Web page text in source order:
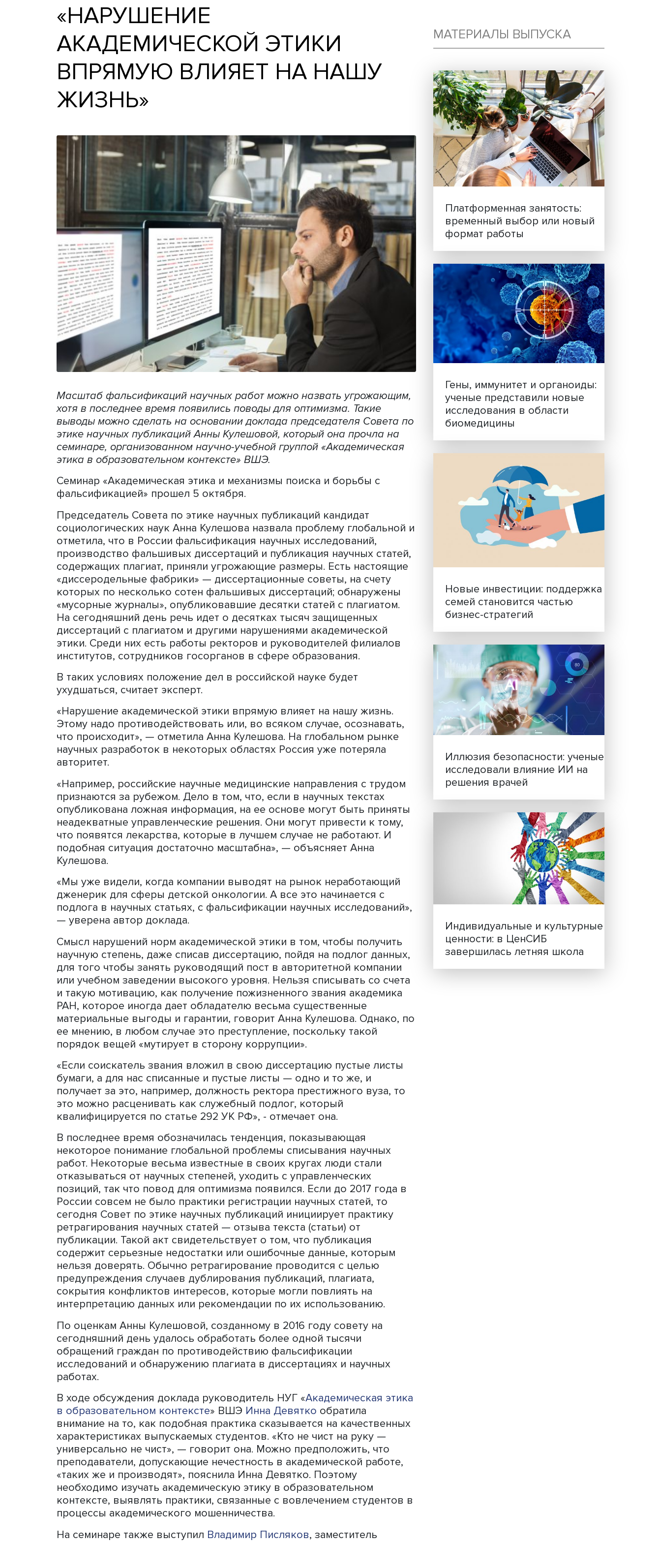
«НАРУШЕНИЕ
АКАДЕМИЧЕСКОЙ ЭТИКИ
ВПРЯМУЮ ВЛИЯЕТ НА НАШУ
ЖИЗНЬ»
Масштаб фальсификаций научных работ можно назвать угрожающим,
хотя в последнее время появились поводы для оптимизма. Такие
выводы можно сделать на основании доклада председателя Совета по
этике научных публикаций Анны Кулешовой, который она прочла на
семинаре, организованном научно-учебной группой «Академическая
этика в образовательном контексте» ВШЭ.
Семинар «Академическая этика и механизмы поиска и борьбы с
фальсификацией» прошел 5 октября.
Председатель Совета по этике научных публикаций кандидат
социологических наук Анна Кулешова назвала проблему глобальной и
отметила, что в России фальсификация научных исследований,
производство фальшивых диссертаций и публикация научных статей,
содержащих плагиат, приняли угрожающие размеры. Есть настоящие
«диссеродельные фабрики» — диссертационные советы, на счету
которых по несколько сотен фальшивых диссертаций; обнаружены
«мусорные журналы», опубликовавшие десятки статей с плагиатом.
На сегодняшний день речь идет о десятках тысяч защищенных
диссертаций с плагиатом и другими нарушениями академической
этики. Среди них есть работы ректоров и руководителей филиалов
институтов, сотрудников госорганов в сфере образования.
В таких условиях положение дел в российской науке будет
ухудшаться, считает эксперт.
«Нарушение академической этики впрямую влияет на нашу жизнь.
Этому надо противодействовать или, во всяком случае, осознавать,
что происходит», — отметила Анна Кулешова. На глобальном рынке
научных разработок в некоторых областях Россия уже потеряла
авторитет.
«Например, российские научные медицинские направления с трудом
признаются за рубежом. Дело в том, что, если в научных текстах
опубликована ложная информация, на ее основе могут быть приняты
неадекватные управленческие решения. Они могут привести к тому,
что появятся лекарства, которые в лучшем случае не работают. И
подобная ситуация достаточно масштабна», — объясняет Анна
Кулешова.
«Мы уже видели, когда компании выводят на рынок неработающий
дженерик для сферы детской онкологии. А все это начинается с
подлога в научных статьях, с фальсификации научных исследований»,
— уверена автор доклада.
Смысл нарушений норм академической этики в том, чтобы получить
научную степень, даже списав диссертацию, пойдя на подлог данных,
для того чтобы занять руководящий пост в авторитетной компании
или учебном заведении высокого уровня. Нельзя списывать со счета
и такую мотивацию, как получение пожизненного звания академика
РАН, которое иногда дает обладателю весьма существенные
материальные выгоды и гарантии, говорит Анна Кулешова. Однако, по
ее мнению, в любом случае это преступление, поскольку такой
порядок вещей «мутирует в сторону коррупции».
«Если соискатель звания вложил в свою диссертацию пустые листы
бумаги, а для нас списанные и пустые листы — одно и то же, и
получает за это, например, должность ректора престижного вуза, то
это можно расценивать как служебный подлог, который
В последнее время обозначилась тенденция, показывающая
некоторое понимание глобальной проблемы списывания научных
работ. Некоторые весьма известные в своих кругах люди стали
отказываться от научных степеней, уходить с управленческих
позиций, так что повод для оптимизма появился. Если до 2017 года в
России совсем не было практики регистрации научных статей, то
сегодня Совет по этике научных публикаций инициирует практику
ретрагирования научных статей — отзыва текста (статьи) от
публикации. Такой акт свидетельствует о том, что публикация
содержит серьезные недостатки или ошибочные данные, которым
нельзя доверять. Обычно ретрагирование проводится с целью
предупреждения случаев дублирования публикаций, плагиата,
сокрытия конфликтов интересов, которые могли повлиять на
интерпретацию данных или рекомендации по их использованию.
МАТЕРИАЛЫ ВЫПУСКА
Платформенная
временный выбор или
формат работы
Гены, иммунитет и
ученые представили
исследования в области
биомедицины
Новые инвестиции:
семей становится частью
бизнес-стратегий
Иллюзия безопасности:
решения врачей